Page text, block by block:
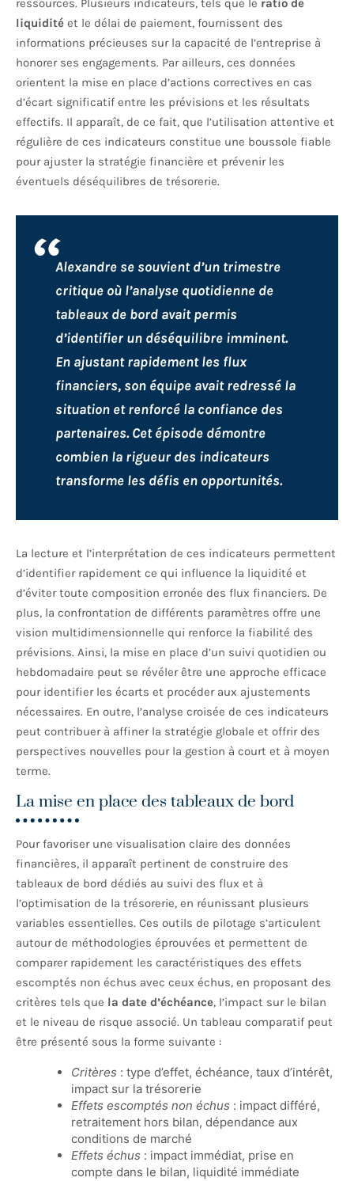
ressources. Plusieurs indicateurs, tels que le ratio de
liquidité et le délai de paiement, fournissent des
informations précieuses sur la capacité de l’entreprise à
honorer ses engagements. Par ailleurs, ces données
orientent la mise en place d’actions correctives en cas
d’écart significatif entre les prévisions et les résultats
effectifs. Il apparaît, de ce fait, que l’utilisation attentive et
régulière de ces indicateurs constitue une boussole fiable
pour ajuster la stratégie financière et prévenir les
éventuels déséquilibres de trésorerie.
Alexandre se souvient d’un trimestre
critique où l’analyse quotidienne de
tableaux de bord avait permis
d’identifier un déséquilibre imminent.
En ajustant rapidement les flux
financiers, son équipe avait redressé la
situation et renforcé la confiance des
partenaires. Cet épisode démontre
combien la rigueur des indicateurs
transforme les défis en opportunités.
La lecture et l’interprétation de ces indicateurs permettent
d’identifier rapidement ce qui influence la liquidité et
d’éviter toute composition erronée des flux financiers. De
plus, la confrontation de différents paramètres offre une
vision multidimensionnelle qui renforce la fiabilité des
prévisions. Ainsi, la mise en place d’un suivi quotidien ou
hebdomadaire peut se révéler être une approche efficace
pour identifier les écarts et procéder aux ajustements
nécessaires. En outre, l’analyse croisée de ces indicateurs
peut contribuer à affiner la stratégie globale et offrir des
perspectives nouvelles pour la gestion à court et à moyen
terme.
La mise en place des tableaux de bord
Pour favoriser une visualisation claire des données
financières, il apparaît pertinent de construire des
tableaux de bord dédiés au suivi des flux et à
l’optimisation de la trésorerie, en réunissant plusieurs
variables essentielles. Ces outils de pilotage s’articulent
autour de méthodologies éprouvées et permettent de
comparer rapidement les caractéristiques des effets
escomptés non échus avec ceux échus, en proposant des
critères tels que la date d’échéance, l’impact sur le bilan
et le niveau de risque associé. Un tableau comparatif peut
être présenté sous la forme suivante :
Critères : type d’effet, échéance, taux d’intérêt,
impact sur la trésorerie
Effets escomptés non échus : impact différé,
retraitement hors bilan, dépendance aux
conditions de marché
Effets échus : impact immédiat, prise en
compte dans le bilan, liquidité immédiate